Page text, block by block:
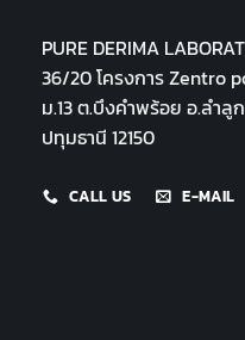
PURE DERIMA
36/20 โครงการ Zentro
ม.13 ต.บึงคำพร้อย อ.ลำลู
ปทุมธานี 12150
CALL US E-MAIL